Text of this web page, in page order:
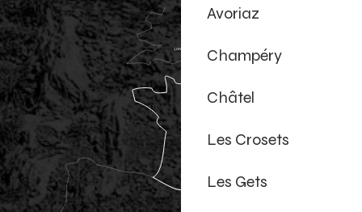
Avoriaz
Champéry
Châtel
Les Crosets
Les Gets